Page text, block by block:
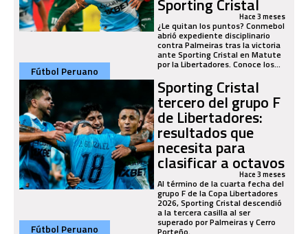
Hace 3 meses
¿Le quitan los puntos? Conmebol
abrió expediente disciplinario
contra Palmeiras tras la victoria
ante Sporting Cristal en Matute
por la Libertadores. Conoce los...
Fútbol Peruano
Sporting Cristal
tercero del grupo F
de Libertadores:
resultados que
necesita para
clasificar a octavos
Hace 3 meses
Al término de la cuarta fecha del
grupo F de la Copa Libertadores
2026, Sporting Cristal descendió
a la tercera casilla al ser
superado por Palmeiras y Cerro
Porteño.
Fútbol Peruano